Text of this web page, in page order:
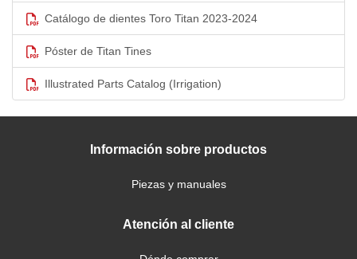
Catálogo de dientes Toro Titan 2023-2024
Póster de Titan Tines
Illustrated Parts Catalog (Irrigation)
Información sobre productos
Piezas y manuales
Atención al cliente